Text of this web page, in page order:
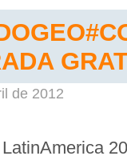
de 2012